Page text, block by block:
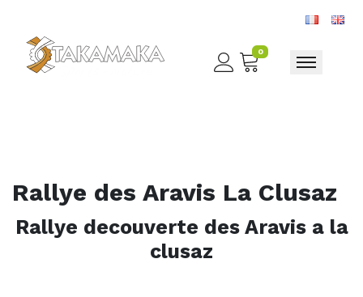
0
Toggle
Rallye des Aravis La Clusaz
Rallye decouverte des Aravis a la
clusaz